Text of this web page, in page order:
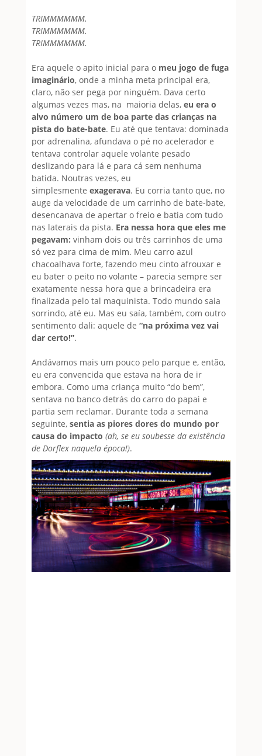
TRIMMMMMM.
TRIMMMMMM.
TRIMMMMMM.
Era aquele o apito inicial para o meu jogo de fuga
imaginário, onde a minha meta principal era,
claro, não ser pega por ninguém. Dava certo
algumas vezes mas, na maioria delas, eu era o
alvo número um de boa parte das crianças na
pista do bate-bate. Eu até que tentava: dominada
por adrenalina, afundava o pé no acelerador e
tentava controlar aquele volante pesado
deslizando para lá e para cá sem nenhuma
batida. Noutras vezes, eu
simplesmente exagerava. Eu corria tanto que, no
auge da velocidade de um carrinho de bate-bate,
desencanava de apertar o freio e batia com tudo
nas laterais da pista. Era nessa hora que eles me
pegavam: vinham dois ou três carrinhos de uma
só vez para cima de mim. Meu carro azul
chacoalhava forte, fazendo meu cinto afrouxar e
eu bater o peito no volante – parecia sempre ser
exatamente nessa hora que a brincadeira era
finalizada pelo tal maquinista. Todo mundo saia
sorrindo, até eu. Mas eu saía, também, com outro
sentimento dali: aquele de “na próxima vez vai
dar certo!”.
Andávamos mais um pouco pelo parque e, então,
eu era convencida que estava na hora de ir
embora. Como uma criança muito “do bem”,
sentava no banco detrás do carro do papai e
partia sem reclamar. Durante toda a semana
seguinte, sentia as piores dores do mundo por
causa do impacto (ah, se eu soubesse da existência
de Dorflex naquela época!).